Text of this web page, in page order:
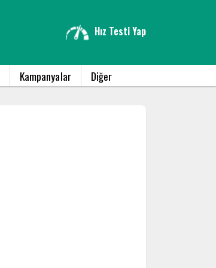
Hız Testi Yap
Kampanyalar Diğer